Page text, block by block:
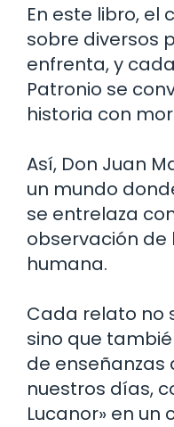
En este libro, el
sobre diversos
enfrenta, y
Patronio se
historia con
Así, Don Juan
un mundo
se entrelaza
observación de
humana.
Cada relato no
sino que
de enseñanzas
nuestros días,
Lucanor» en